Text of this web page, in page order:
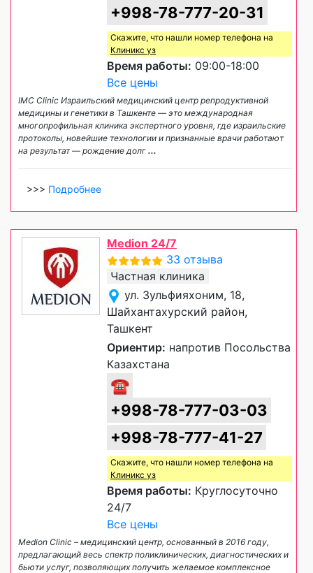
+998-78-777-20-31
Скажите, что нашли номер телефона на
Клиникс уз
Время работы: 09:00-18:00
Все цены
IMC Clinic Израильский медицинский центр репродуктивной
медицины и генетики в Ташкенте — это международная
многопрофильная клиника экспертного уровня, где израильские
протоколы, новейшие технологии и признанные врачи работают
на результат — рождение долг ...
>>> Подробнее
Medion 24/7
33 отзыва
Частная клиника
ул. Зульфияхоним, 18,
Шайхантахурский район,
Ташкент
Ориентир: напротив Посольства
Казахстана
☎
+998-78-777-03-03
+998-78-777-41-27
Скажите, что нашли номер телефона на
Клиникс уз
Время работы: Круглосуточно
24/7
Все цены
Medion Сlinic – медицинский центр, основанный в 2016 году,
предлагающий весь спектр поликлинических, диагностических и
бьюти услуг, позволяющих получить желаемое комплексное